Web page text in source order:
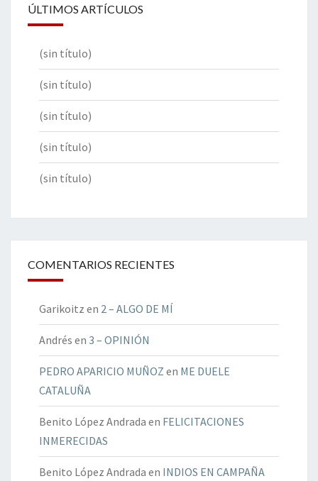
ÚLTIMOS ARTÍCULOS
(sin título)
(sin título)
(sin título)
(sin título)
(sin título)
COMENTARIOS RECIENTES
Garikoitz en 2 – ALGO DE MÍ
Andrés en 3 – OPINIÓN
PEDRO APARICIO MUÑOZ en ME DUELE
CATALUÑA
Benito López Andrada en FELICITACIONES
INMERECIDAS
Benito López Andrada en INDIOS EN CAMPAÑA